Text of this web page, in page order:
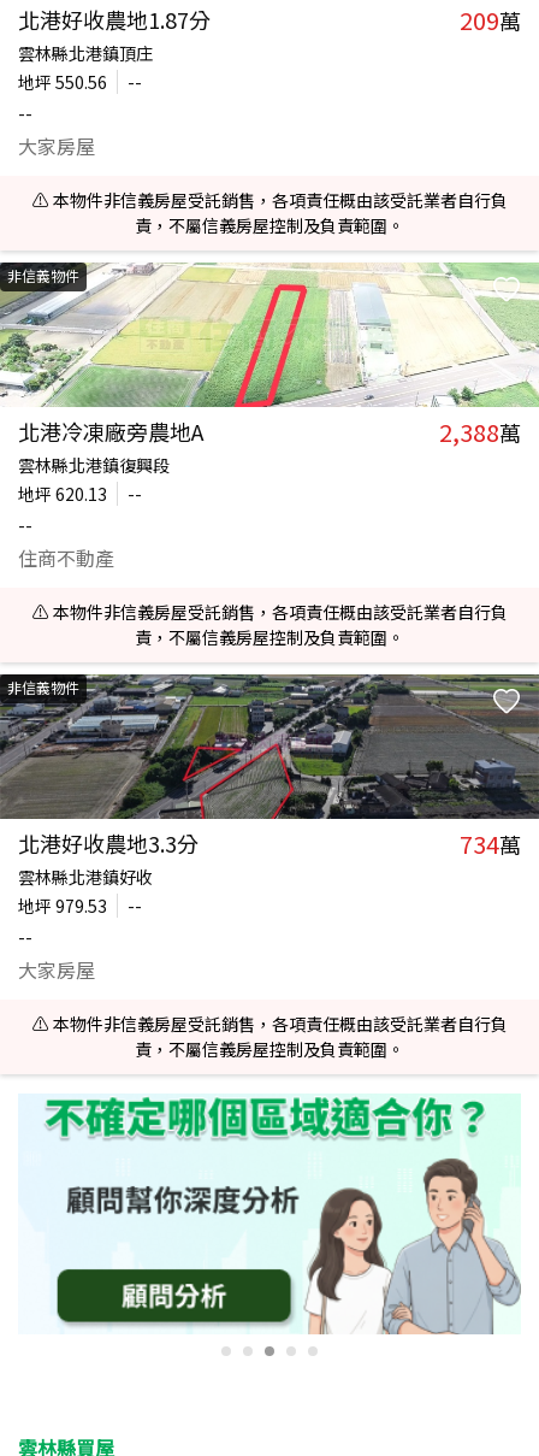
北港好收農地1.87分 209萬
雲林縣北港鎮頂庄
地坪 550.56
--
--
大家房屋
⚠️ 本物件非信義房屋受託銷售，各項責任概由該受託業者自行負
責，不屬信義房屋控制及負責範圍。
非信義物件
北港冷凍廠旁農地A 2,388萬
雲林縣北港鎮復興段
地坪 620.13
--
--
住商不動產
⚠️ 本物件非信義房屋受託銷售，各項責任概由該受託業者自行負
責，不屬信義房屋控制及負責範圍。
非信義物件
北港好收農地3.3分 734萬
雲林縣北港鎮好收
地坪 979.53
--
--
大家房屋
⚠️ 本物件非信義房屋受託銷售，各項責任概由該受託業者自行負
責，不屬信義房屋控制及負責範圍。
雲林縣買屋